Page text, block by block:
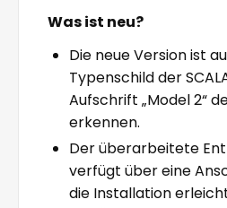
Was ist neu?
Die neue Version ist
Typenschild der
Aufschrift „Model 2“
erkennen.
Der überarbeitete
verfügt über eine
die Installation